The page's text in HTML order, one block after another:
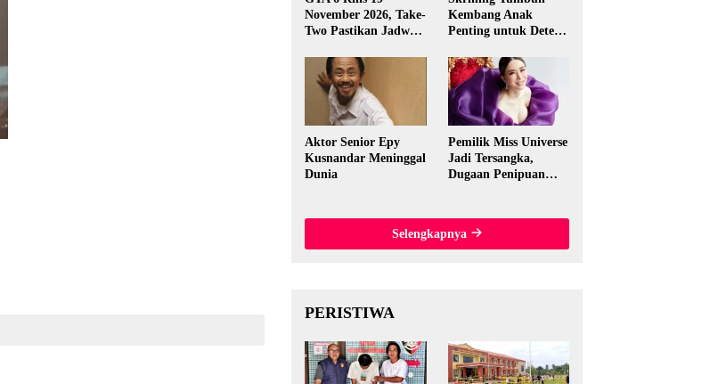
November 2026, Take-
Two Pastikan Jadwal
Kembang Anak
Penting untuk Deteksi
Perkembangan
Aktor Senior Epy
Kusnandar Meninggal
Dunia
Pemilik Miss Universe
Jadi Tersangka,
Dugaan Penipuan
Thailand
Selengkapnya
PERISTIWA